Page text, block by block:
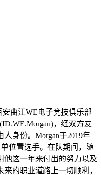
曲江WE电子竞技俱乐部
，经双方友
身份。Morgan于2019年
位置选手。在队期间，随
他这一年来付出的努力以及
的职业道路上一切顺利，